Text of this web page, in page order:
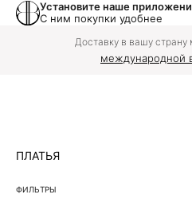
Установите наше
С ним покупки удобнее
Доставку в вашу
международной
ПЛАТЬЯ
ФИЛЬТРЫ